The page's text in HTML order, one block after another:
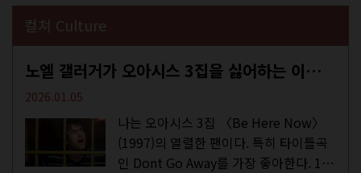
컬쳐 Culture
노엘 갤러거가 오아시스 3집을 싫어하는 이유 | DEFINITELY MAYBE, AGAIN
2026.01.05
나는 오아시스 3집 〈Be Here Now〉
(1997)의 열렬한 팬이다. 특히 타이틀곡
인 Dont Go Away를 가장 좋아한다. 15